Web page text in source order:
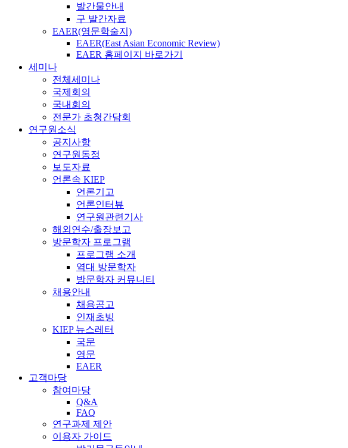
발간물안내
구 발간자료
EAER(영문학술지)
EAER(East Asian Economic Review)
EAER 홈페이지 바로가기
세미나
전체세미나
국제회의
국내회의
전문가 초청간담회
연구원소식
공지사항
연구원동정
보도자료
언론속 KIEP
언론기고
언론인터뷰
연구원관련기사
해외연수/출장보고
방문학자 프로그램
프로그램 소개
역대 방문학자
방문학자 커뮤니티
채용안내
채용공고
인재초빙
KIEP 뉴스레터
국문
영문
EAER
고객마당
참여마당
Q&A
FAQ
연구과제 제안
이용자 가이드